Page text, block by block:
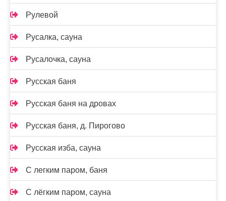
Рулевой
Русалка, сауна
Русалочка, сауна
Русская баня
Русская баня на дровах
Русская баня, д. Пирогово
Русская изба, сауна
С легким паром, баня
С лёгким паром, сауна